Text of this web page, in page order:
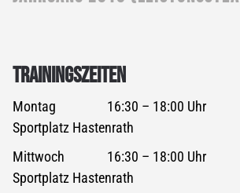
TRAININGSZEITEN
Montag
16:30 – 18:00 Uhr
Sportplatz Hastenrath
Mittwoch
16:30 – 18:00 Uhr
Sportplatz Hastenrath